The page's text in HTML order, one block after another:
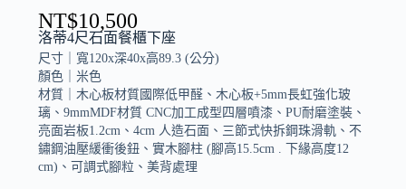
洛蒂4尺石面餐櫃下座
NT$10,500
尺寸｜ 寬120x深40x高89.3 (公分)
顏色｜ 米色
材質｜ 木心板材質國際低甲醛、木心板+5mm長虹強化玻
璃、9mmMDF材質 CNC加工成型四層噴漆、PU耐磨塗裝、
亮面岩板1.2cm、4cm 人造石面、三節式快拆鋼珠滑軌、不
鏽鋼油壓緩衝後鈕、實木腳柱 (腳高15.5cm . 下緣高度12
cm)、可調式腳粒、美背處理